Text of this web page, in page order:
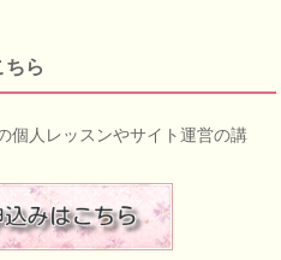
ら
個人レッスンやサイト運営の講